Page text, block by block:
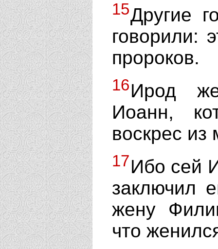
15Другие
говорили:
пророков.
16Ирод
Иоанн,
воскрес из
17Ибо сей
заключил
жену
что